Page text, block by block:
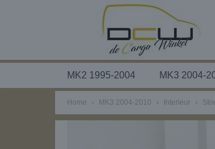
MK2 1995-2004 MK3 2004-
Home › MK3 2004-2010 › Interieur ›